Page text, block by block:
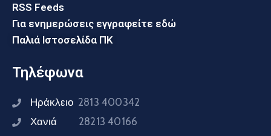
RSS Feeds
Για ενημερώσεις εγγραφείτε εδώ
Παλιά Ιστοσελίδα ΠΚ
Τηλέφωνα
Ηράκλειο 2813 400342
Χανιά 28213 40166